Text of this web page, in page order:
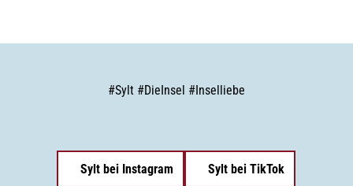
#Sylt #DieInsel #Inselliebe
Sylt bei Instagram Sylt bei TikTok